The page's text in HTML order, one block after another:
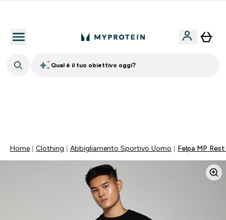
Qual è il tuo obiettivo oggi?
Home Clothing Abbigliamento Sportivo Uomo Felpa MP